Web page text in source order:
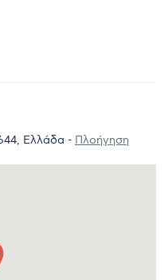
Ελλάδα - Πλοήγηση